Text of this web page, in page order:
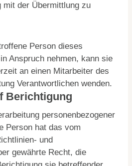
mit der Übermittlung zu
Person dieses
Anspruch nehmen, kann sie
an einen Mitarbeiter des
Verantwortlichen wenden.
Berichtigung
personenbezogener
Person hat das vom
und
gewährte Recht, die